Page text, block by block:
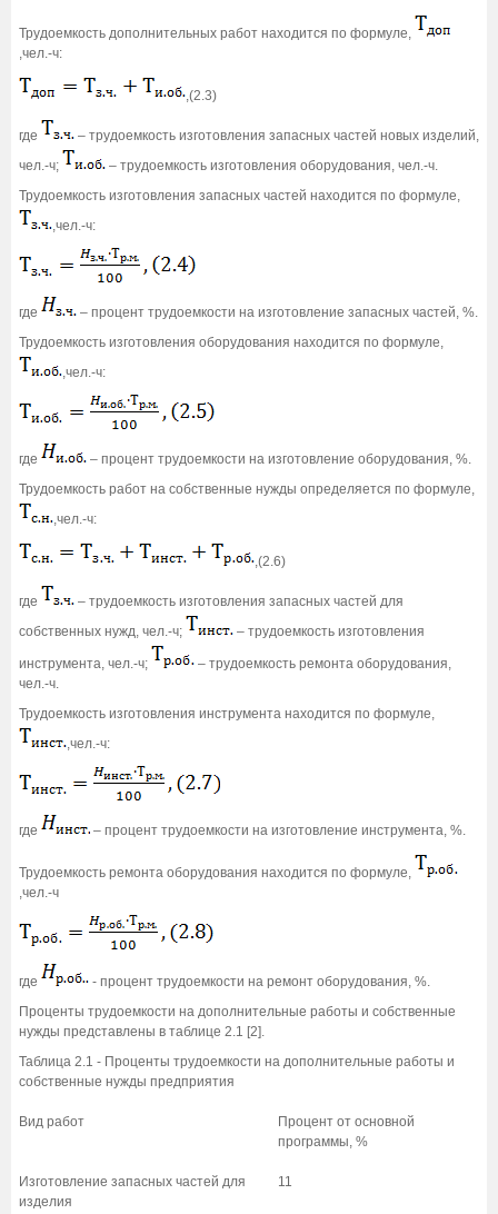
Трудоемкость дополнительных работ находится по формуле,
,чел.-ч:
,(2.3)
где
– трудоемкость изготовления запасных частей новых изделий,
чел.-ч;
– трудоемкость изготовления оборудования, чел.-ч.
Трудоемкость изготовления запасных частей находится по формуле,
,чел.-ч:
где
– процент трудоемкости на изготовление запасных частей, %.
Трудоемкость изготовления оборудования находится по формуле,
,чел.-ч:
где
– процент трудоемкости на изготовление оборудования, %.
Трудоемкость работ на собственные нужды определяется по формуле,
,чел.-ч:
,(2.6)
где
– трудоемкость изготовления запасных частей для
собственных нужд, чел.-ч;
– трудоемкость изготовления
инструмента, чел.-ч;
– трудоемкость ремонта оборудования,
чел.-ч.
Трудоемкость изготовления инструмента находится по формуле,
,чел.-ч:
где – процент трудоемкости на изготовление инструмента, %.
Трудоемкость ремонта оборудования находится по формуле,
,чел.-ч
где
- процент трудоемкости на ремонт оборудования, %.
Проценты трудоемкости на дополнительные работы и собственные
нужды представлены в таблице 2.1 [2].
Таблица 2.1 - Проценты трудоемкости на дополнительные работы и
собственные нужды предприятия
Вид работ
Процент от основной
программы, %
Изготовление запасных частей для
изделия
11